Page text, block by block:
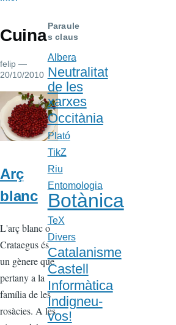
d'Ariadna
Cuina
felip —
20/10/2010
Arç
blanc
L'arç blanc o
Crataegus és
un gènere que
pertany a la
família de les
rosàcies. A les
Paraule
s claus
Albera
Neutralitat
de les
xarxes
Occitània
Plató
TikZ
Riu
Entomologia
Botànica
TeX
Divers
Catalanisme
Castell
Informàtica
Indigneu-
vos!